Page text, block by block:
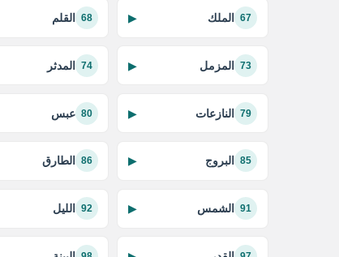
67 الملك ▶
68 القلم
73 المزمل ▶
74 المدثر
79 النازعات ▶
80 عبس
85 البروج ▶
86 الطارق
91 الشمس ▶
92 الليل